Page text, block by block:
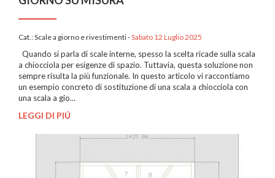
Cat.:Scale a giorno e rivestimenti-Sabato 12 Luglio 2025
Quando si parla di scale interne, spesso la scelta ricade sulla scala
a chiocciola per esigenze di spazio. Tuttavia, questa soluzione non
sempre risulta la più funzionale. In questo articolo vi raccontiamo
un esempio concreto di sostituzione di una scala a chiocciola con
una scala a gio...
LEGGI DI PIÚ